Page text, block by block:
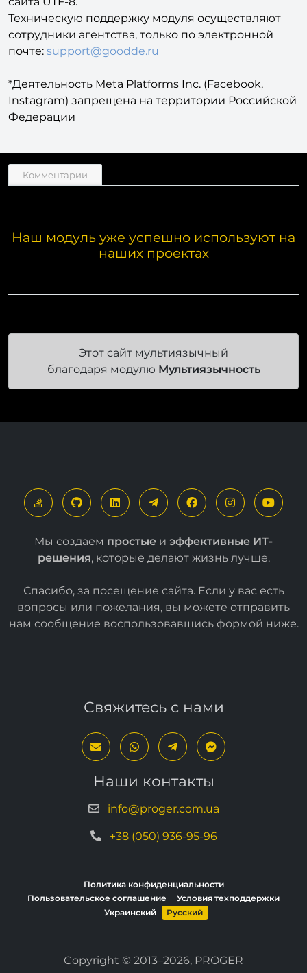
нормального отображения нужна кодировка
сайта UTF-8.
Техническую поддержку модуля осуществляют
сотрудники агентства, только по электронной
*Деятельность Meta Platforms Inc. (Facebook,
Instagram) запрещена на территории Российской
Наш модуль уже успешно используют на
Этот сайт мультиязычный
благодаря модулюМультиязычность
Мы создаемпростыеиэффективные ИТ-
Спасибо, за посещение сайта. Если у вас есть
вопросы или пожелания, вы можете отправить
Свяжитесь с нами
Наши контакты
info@proger.com.ua
Политика конфиденциальности
Пользовательское соглашение
Условия техподдержки